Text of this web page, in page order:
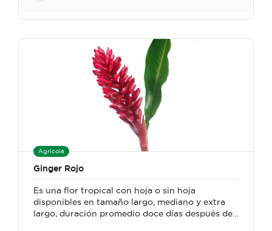
Agrícola
Ginger Rojo
Es una flor tropical con hoja o sin hoja
disponibles en tamaño largo, mediano y extra
largo, duración promedio doce días después de